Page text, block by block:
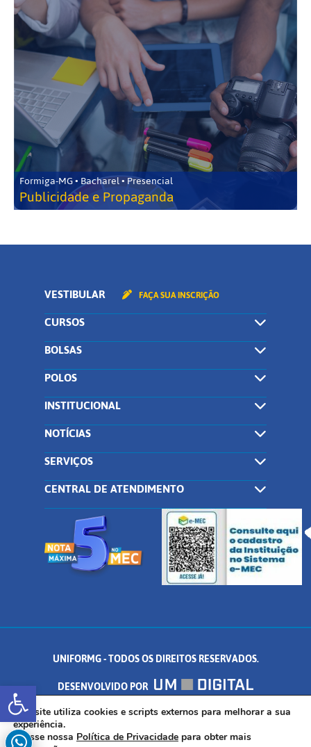
Abrir a barra de ferramentas
Formiga-MG • Bacharel • Presencial
Publicidade e Propaganda
VESTIBULAR FAÇA SUA INSCRIÇÃO
CURSOS
BOLSAS
POLOS
INSTITUCIONAL
NOTÍCIAS
SERVIÇOS
CENTRAL DE ATENDIMENTO
UNIFORMG - TODOS OS DIREITOS RESERVADOS.
DESENVOLVIDO POR
AV. DR. ARNALDO DE SENNA, 328 - PALMEIRAS, FORMIGA/MG - CEP:
35.574.530
Este site utiliza cookies e scripts externos para melhorar a sua
experiência.
Acesse nossa Política de Privacidade para obter mais